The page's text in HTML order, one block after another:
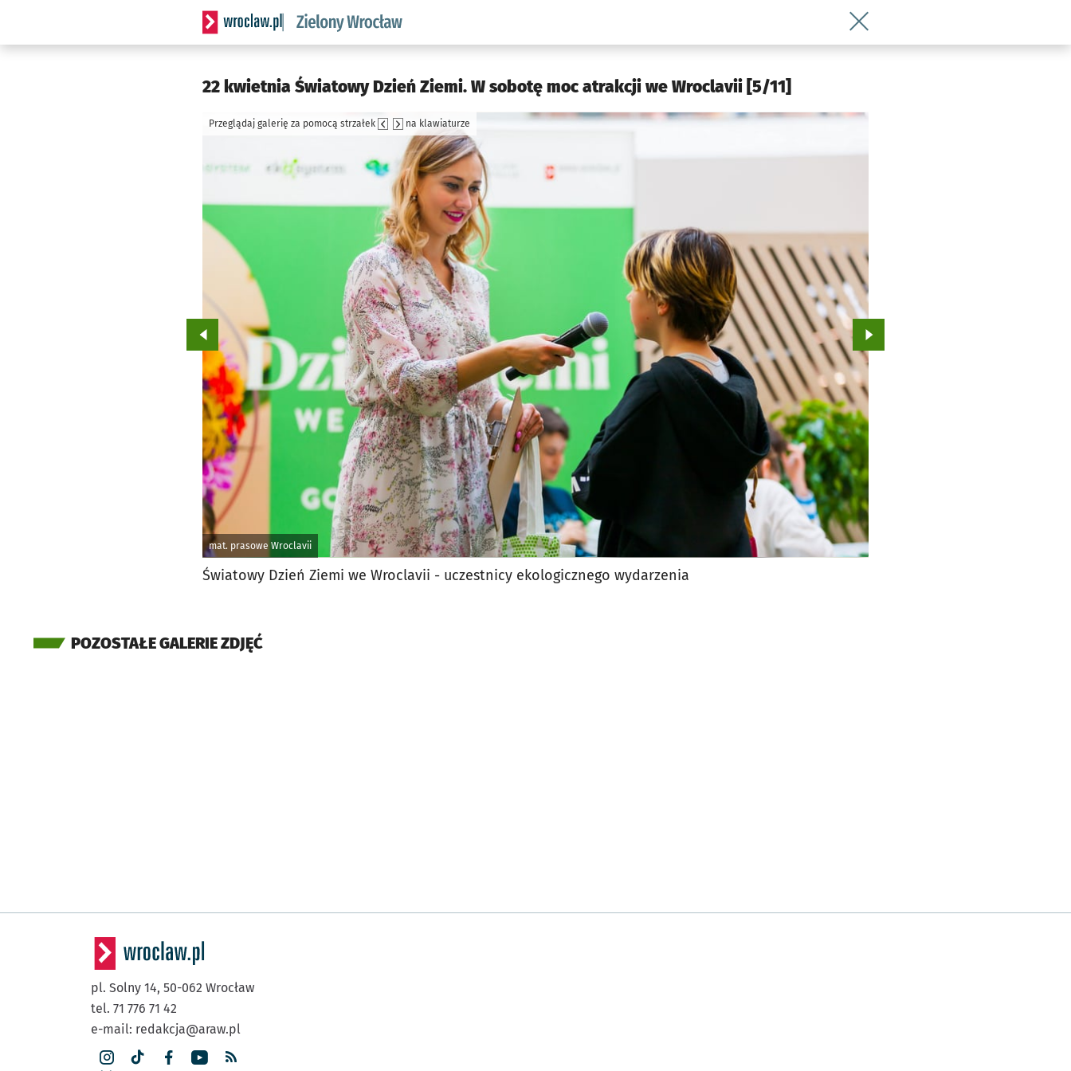
Serwis informacyjny wroclaw.pl podserwis: Środowisko we Wrocławiu
Wróć do artykułu 22 kwietnia
22 kwietnia Światowy Dzień Ziemi. W sobotę moc atrakcji we Wroclavii [5/11]
mat. prasowe Wroclavii
Przeglądaj galerię za pomocą strzałek na klawiaturze
Przejdź do poprzedniego zdjęcia. Przejdź do kolejnego zdjęcia.
Światowy Dzień Ziemi we Wroclavii - uczestnicy ekologicznego wydarzenia
POZOSTAŁE GALERIE ZDJĘĆ
pl. Solny 14, 50-062 Wrocław
tel. 71 776 71 42
e-mail: redakcja@araw.pl